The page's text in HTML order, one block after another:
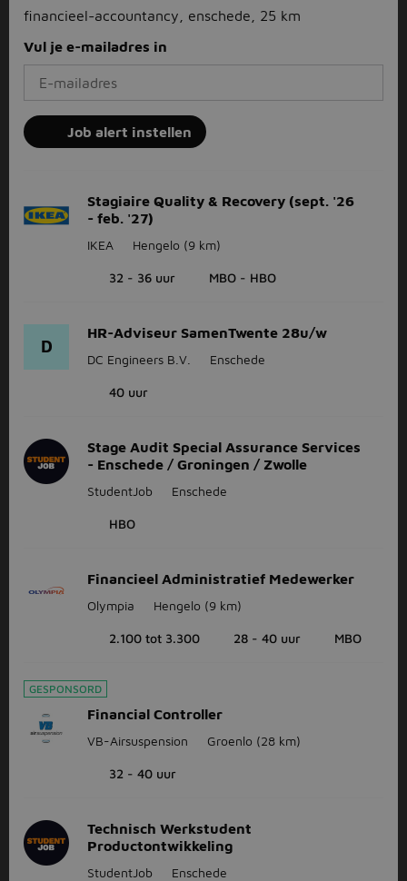
financieel-accountancy, enschede, 25 km
Vul je e-mailadres in
Job alert instellen
Stagiaire Quality & Recovery (sept. '26
- feb. '27)
IKEA Hengelo (9 km)
32 - 36 uur MBO - HBO
D
HR-Adviseur SamenTwente 28u/w
DC Engineers B.V. Enschede
40 uur
Stage Audit Special Assurance Services
- Enschede / Groningen / Zwolle
StudentJob Enschede
HBO
Financieel Administratief Medewerker
Olympia Hengelo (9 km)
2.100 tot 3.300 28 - 40 uur MBO
GESPONSORD
Financial Controller
VB-Airsuspension Groenlo (28 km)
32 - 40 uur
Technisch Werkstudent
Productontwikkeling
StudentJob Enschede